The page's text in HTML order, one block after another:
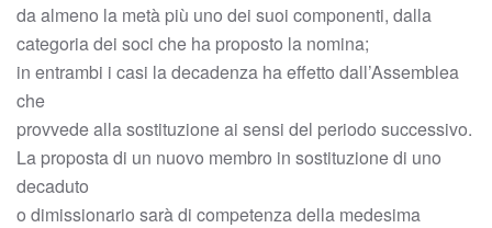
da almeno la metà più uno dei suoi componenti, dalla
categoria dei soci che ha proposto la nomina;
in entrambi i casi la decadenza ha effetto dall’Assemblea
che
provvede alla sostituzione ai sensi del periodo successivo.
La proposta di un nuovo membro in sostituzione di uno
decaduto
o dimissionario sarà di competenza della medesima